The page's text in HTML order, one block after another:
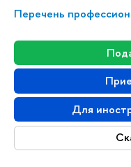
Перечень
Для